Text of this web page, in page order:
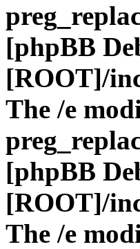
[phpBB
[ROOT]/
The /e
[phpBB
[ROOT]/
The /e